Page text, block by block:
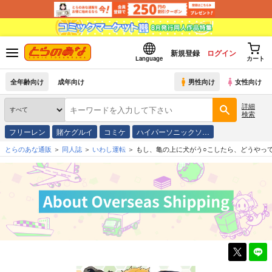
Language
新規登録 ログイン
カート
全年齢向け 成年向け 男性向け 女性向け
詳細
検索
フリーレン 賭ケグルイ コミケ ハイパーソニックソ…
とらのあな通販 同人誌 いわし運転 もし、亀の上に犬がう○こしたら、どうやっ